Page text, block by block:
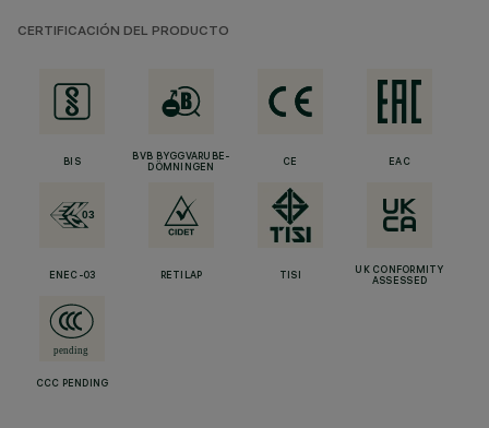
CERTIFICACIÓN DEL PRODUCTO
BIS
BVB BYGGVARUBE-
DÖMNINGEN
CE EAC
ENEC-03 RETILAP TISI
UK CONFORMITY
ASSESSED
CCC PENDING